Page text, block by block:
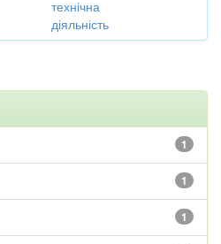
технічна
діяльність
1
1
1